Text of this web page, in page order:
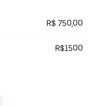
R$ 750,00
R$1500